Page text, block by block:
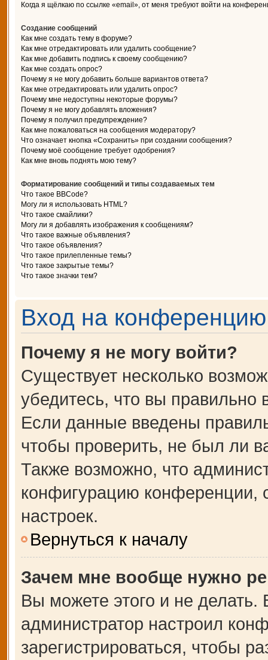
Когда я щёлкаю по ссылке «email», от меня требуют войти на
Создание сообщений
Как мне создать тему в форуме?
Как мне отредактировать или удалить сообщение?
Как мне добавить подпись к своему сообщению?
Как мне создать опрос?
Почему я не могу добавить больше вариантов ответа?
Как мне отредактировать или удалить опрос?
Почему мне недоступны некоторые форумы?
Почему я не могу добавлять вложения?
Почему я получил предупреждение?
Как мне пожаловаться на сообщения модератору?
Что означает кнопка «Сохранить» при создании сообщения?
Почему моё сообщение требует одобрения?
Как мне вновь поднять мою тему?
Форматирование сообщений и типы создаваемых тем
Что такое BBCode?
Могу ли я использовать HTML?
Что такое смайлики?
Могу ли я добавлять изображения к сообщениям?
Что такое важные объявления?
Что такое объявления?
Что такое прилепленные темы?
Что такое закрытые темы?
Что такое значки тем?
Вход на конференцию
Почему я не могу войти?
Существует несколько
убедитесь, что вы правильно
Если данные введены
чтобы проверить, не был ли
Также возможно, что
конфигурацию конференции,
настроек.
Вернуться к началу
Зачем мне вообще нужно
Вы можете этого и не делать.
администратор настроил
зарегистрироваться, чтобы